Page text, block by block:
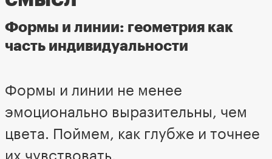
Формы и линии: геометрия как
часть индивидуальности
Формы и линии не менее
эмоционально выразительны, чем
цвета. Поймем, как глубже и точнее
их чувствовать.